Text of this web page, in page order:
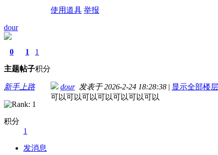
使用道具 举报
dour
0
主题
1
帖子
1
积分
新手上路
积分
1
发消息
dour发表于 2026-2-24 18:28:38 | 显示全部楼层
可以可以可以可以可以可以可以